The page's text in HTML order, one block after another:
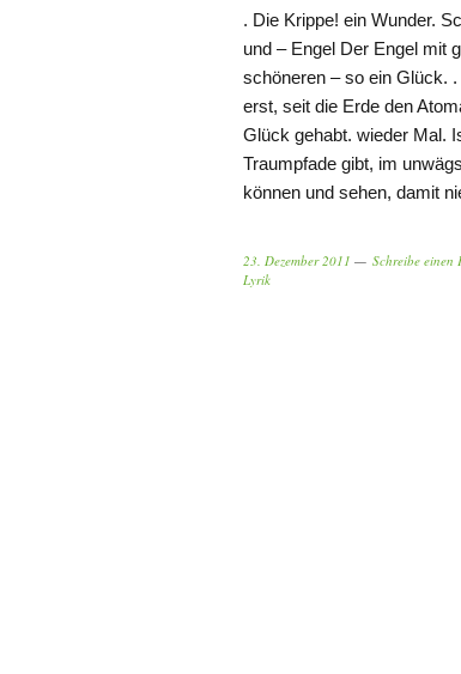
. Die Krippe! ein Wunder.
und – Engel Der Engel mit
schöneren – so ein Glück.
erst, seit die Erde den
Glück gehabt. wieder Mal.
Traumpfade gibt, im
können und sehen, damit
23. Dezember 2011
Schreibe einen
Lyrik